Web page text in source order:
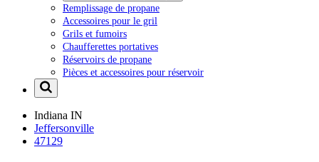
Remplissage de propane
Accessoires pour le gril
Grils et fumoirs
Chaufferettes portatives
Réservoirs de propane
Pièces et accessoires pour réservoir
Indiana IN
Jeffersonville
47129